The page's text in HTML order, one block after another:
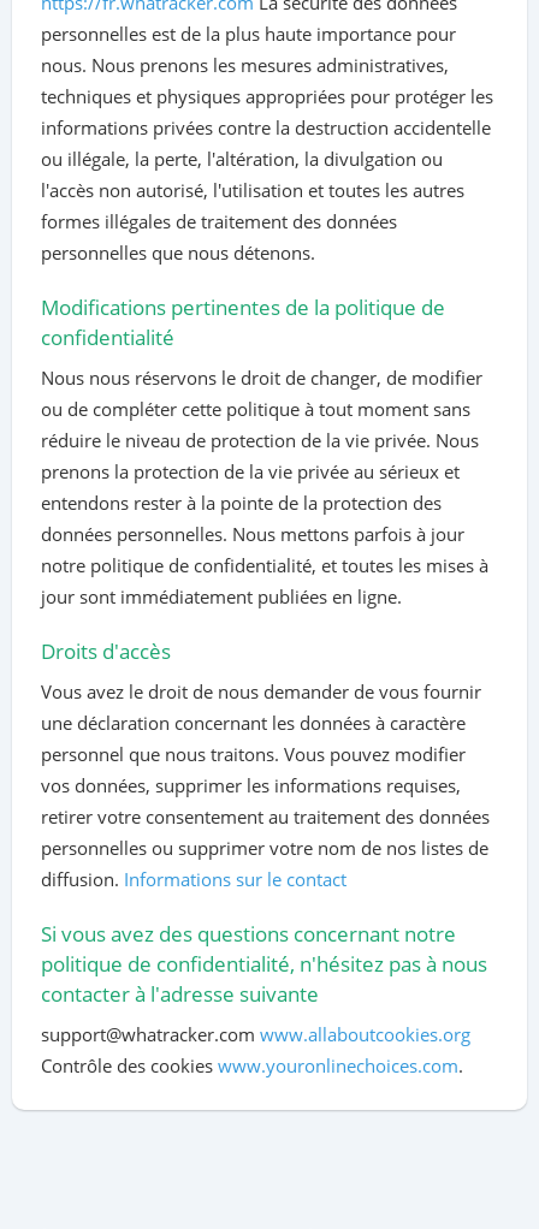
personnelles est de la plus haute importance pour
nous. Nous prenons les mesures administratives,
techniques et physiques appropriées pour protéger les
informations privées contre la destruction accidentelle
ou illégale, la perte, l'altération, la divulgation ou
l'accès non autorisé, l'utilisation et toutes les autres
formes illégales de traitement des données
personnelles que nous détenons.
Modifications pertinentes de la politique de
confidentialité
Nous nous réservons le droit de changer, de modifier
ou de compléter cette politique à tout moment sans
réduire le niveau de protection de la vie privée. Nous
prenons la protection de la vie privée au sérieux et
entendons rester à la pointe de la protection des
données personnelles. Nous mettons parfois à jour
notre politique de confidentialité, et toutes les mises à
jour sont immédiatement publiées en ligne.
Droits d'accès
Vous avez le droit de nous demander de vous fournir
une déclaration concernant les données à caractère
personnel que nous traitons. Vous pouvez modifier
vos données, supprimer les informations requises,
retirer votre consentement au traitement des données
personnelles ou supprimer votre nom de nos listes de
diffusion. Informations sur le contact
Si vous avez des questions concernant notre
politique de confidentialité, n'hésitez pas à nous
contacter à l'adresse suivante
support@whatracker.com www.allaboutcookies.org
Contrôle des cookies www.youronlinechoices.com.